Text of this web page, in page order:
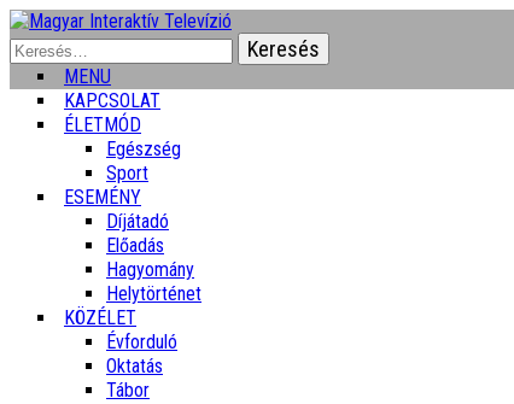
Keresés:
MENU
KAPCSOLAT
ÉLETMÓD
Egészség
Sport
ESEMÉNY
Díjátadó
Előadás
Hagyomány
Helytörténet
KÖZÉLET
Évforduló
Oktatás
Tábor